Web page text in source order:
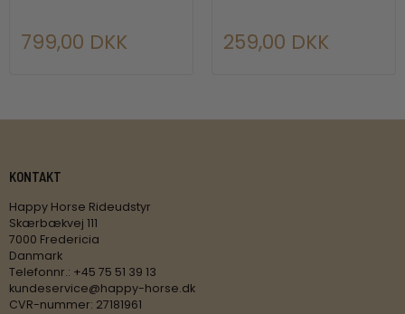
799,00 DKK 259,00 DKK
KONTAKT
Happy Horse Rideudstyr
Skærbækvej 111
7000 Fredericia
Danmark
Telefonnr.: +45 75 51 39 13
kundeservice@happy-horse.dk
CVR-nummer: 27181961